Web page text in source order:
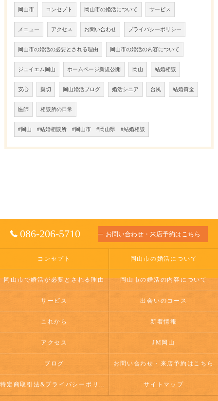
岡山市 コンセプト 岡山市の婚活について サービス
メニュー アクセス お問い合わせ プライバシーポリシー
岡山市の婚活の必要とされる理由 岡山市の婚活の内容について
ジェイエム岡山 ホームページ新規公開 岡山 結婚相談
安心 親切 岡山婚活ブログ 婚活シニア 台風 結婚資金
医師 相談所の日常
#岡山 #結婚相談所 #岡山市 #岡山県 #結婚相談
086-206-5710 お問い合わせ・来店予約はこちら
コンセプト 岡山市の婚活について
岡山市で婚活が必要とされる理由 岡山市の婚活の内容について
サービス 出会いのコース
これから 新着情報
アクセス JM岡山
ブログ お問い合わせ・来店予約はこちら
特定商取引法&プライバシーポリシー サイトマップ